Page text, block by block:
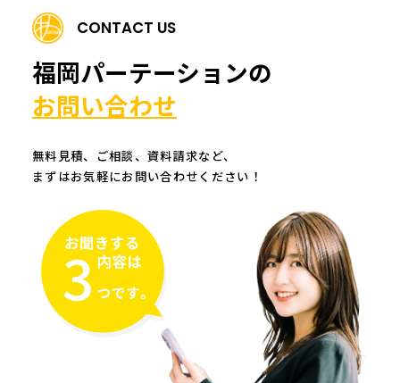
CONTACT US
福岡パーテーションの
お問い合わせ
無料見積、ご相談、資料請求など、
まずはお気軽にお問い合わせください！